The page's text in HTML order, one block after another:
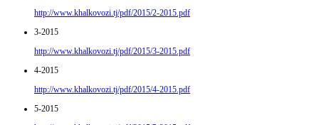
http://www.khalkovozi.tj/pdf/2015/2-2015.pdf
3-2015
http://www.khalkovozi.tj/pdf/2015/3-2015.pdf
4-2015
http://www.khalkovozi.tj/pdf/2015/4-2015.pdf
5-2015